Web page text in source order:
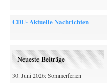
CDU- Aktuelle Nachrichten
Neueste Beiträge
30. Juni 2026: Sommerferien